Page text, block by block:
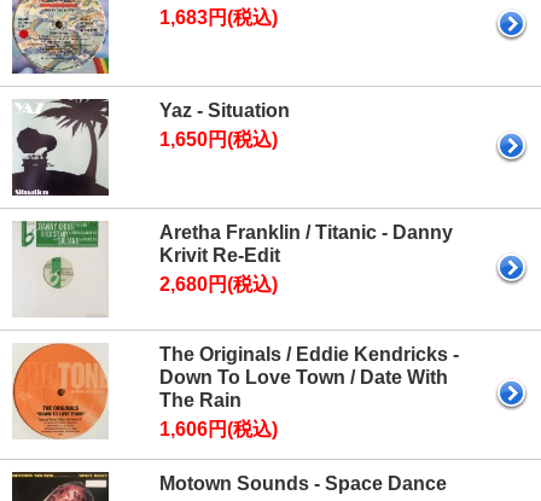
1,683円(税込)
Yaz - Situation
1,650円(税込)
Aretha Franklin / Titanic - Danny
Krivit Re-Edit
2,680円(税込)
The Originals / Eddie Kendricks -
Down To Love Town / Date With
The Rain
1,606円(税込)
Motown Sounds - Space Dance